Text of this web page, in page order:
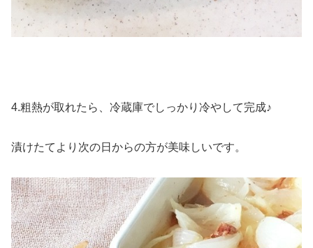
4.粗熱が取れたら、冷蔵庫でしっかり冷やして完成♪
漬けたてより次の日からの方が美味しいです。